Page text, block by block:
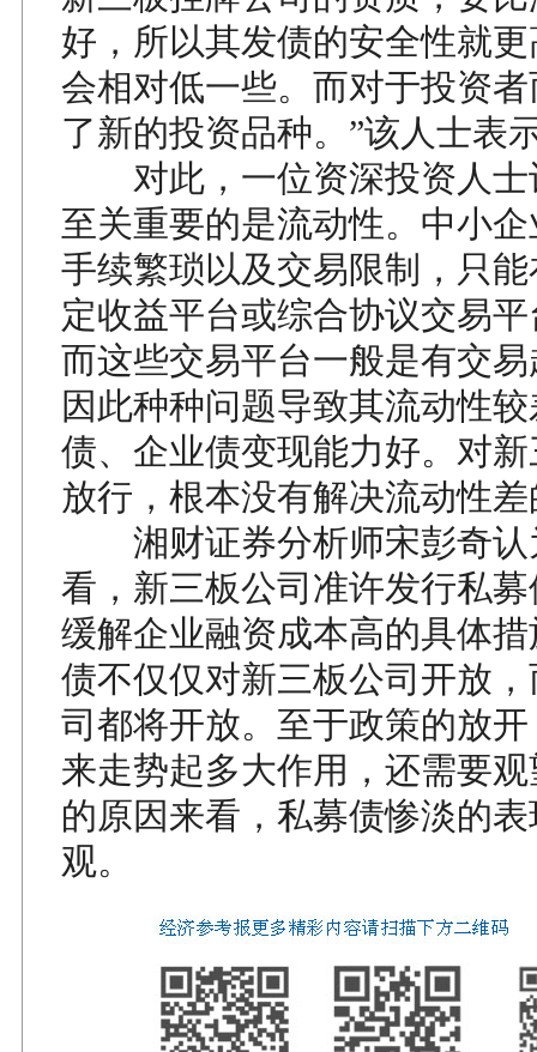
好，所以其发债的安全性就
会相对低一些。而对于投资
了新的投资品种。”该人士表
对此，一位资深投资人士
至关重要的是流动性。中小
手续繁琐以及交易限制，只
定收益平台或综合协议交易
而这些交易平台一般是有交
因此种种问题导致其流动性
债、企业债变现能力好。对
放行，根本没有解决流动性
湘财证券分析师宋彭奇认
看，新三板公司准许发行私
缓解企业融资成本高的具体
债不仅仅对新三板公司开放
司都将开放。至于政策的放
来走势起多大作用，还需要
的原因来看，私募债惨淡的
观。